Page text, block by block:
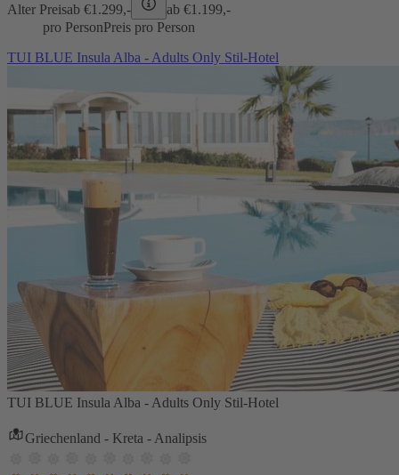
Alter Preisab €1.299,- ab €1.199,-
pro PersonPreis pro Person
TUI BLUE Insula Alba - Adults Only Stil-Hotel
TUI BLUE Insula Alba - Adults Only Stil-Hotel
Griechenland - Kreta - Analipsis